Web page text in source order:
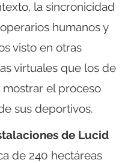
la sincronicidad
humanos y
visto en otras
virtuales que los de
el proceso
sus deportivos.
de Lucid
de 240 hectáreas